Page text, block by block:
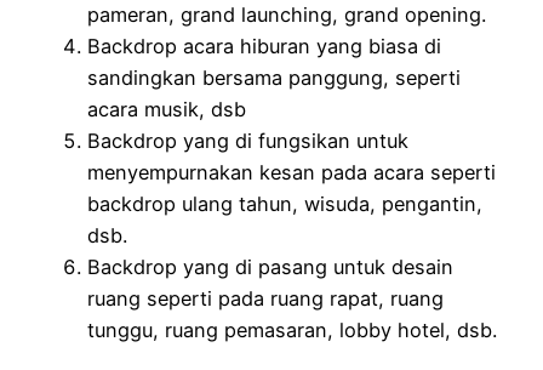
pameran, grand launching, grand opening.
Backdrop acara hiburan yang biasa di
sandingkan bersama panggung, seperti
acara musik, dsb
Backdrop yang di fungsikan untuk
menyempurnakan kesan pada acara seperti
backdrop ulang tahun, wisuda, pengantin,
dsb.
Backdrop yang di pasang untuk desain
ruang seperti pada ruang rapat, ruang
tunggu, ruang pemasaran, lobby hotel, dsb.